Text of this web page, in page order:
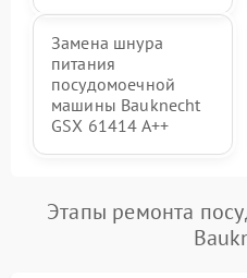
Замена шнура
питания
посудомоечной
машины Bauknecht
GSX 61414 A++
Этапы ремонта